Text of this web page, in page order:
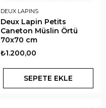
DEUX LAPINS
Deux Lapin Petits
Caneton Müslin Örtü
70x70 cm
₺1.200,00
SEPETE EKLE